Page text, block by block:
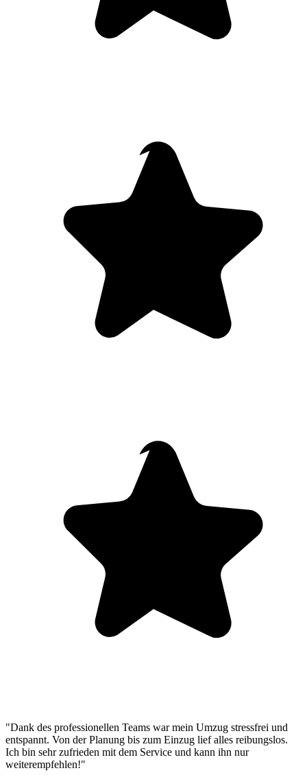
"Dank des professionellen Teams war mein Umzug stressfrei und
entspannt. Von der Planung bis zum Einzug lief alles reibungslos.
Ich bin sehr zufrieden mit dem Service und kann ihn nur
weiterempfehlen!"